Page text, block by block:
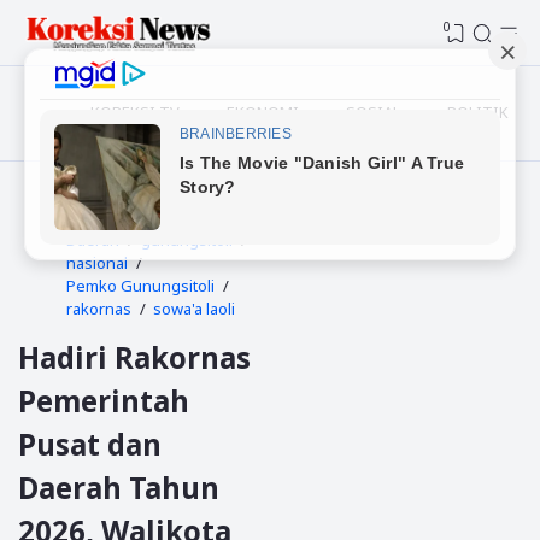
0
KOREKSI TV EKONOMI SOSIAL POLITIK
Beranda
Bogor
Daerah
gunungsitoli
nasional
Pemko Gunungsitoli
rakornas
sowa'a laoli
Hadiri Rakornas
Pemerintah
Pusat dan
Daerah Tahun
2026, Walikota